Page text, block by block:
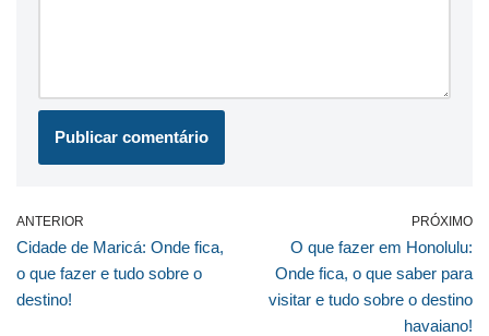
ANTERIOR
Cidade de Maricá: Onde fica,
o que fazer e tudo sobre o
destino!
PRÓXIMO
O que fazer em Honolulu:
Onde fica, o que saber para
visitar e tudo sobre o destino
havaiano!